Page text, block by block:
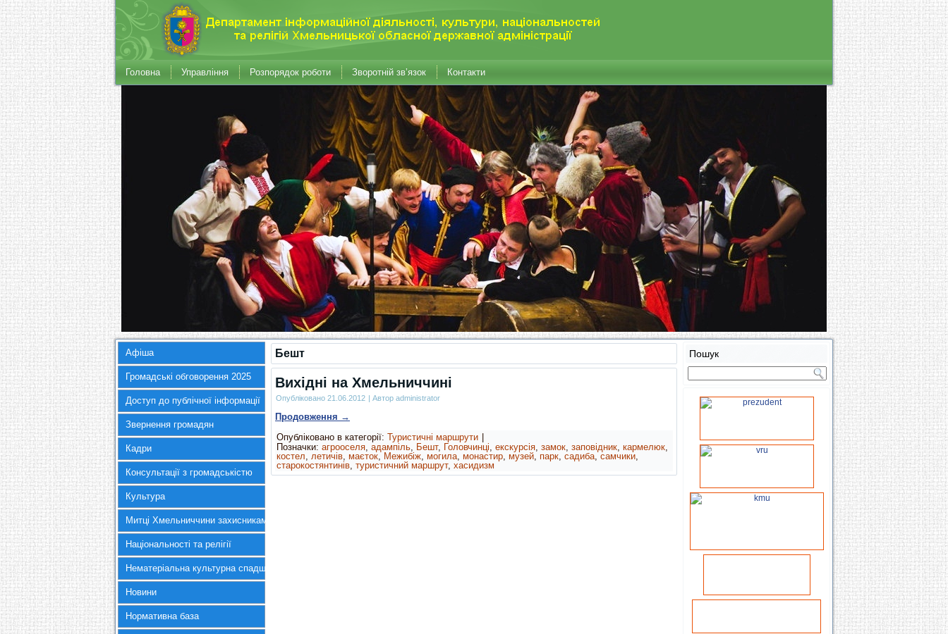
Головна Управління Розпорядок роботи Зворотній зв’язок Контакти
Афіша
Громадські обговорення 2025
Доступ до публічної інформації
Звернення громадян
Кадри
Консультації з громадськістю
Культура
Митці Хмельниччини захисникам України
Національності та релігії
Нематеріальна культурна спадщина
Новини
Нормативна база
Бешт
Вихідні на Хмельниччині
Опубліковано 21.06.2012 | Автор administrator
Продовження →
Опубліковано в категорії: Туристичні маршрути
Позначки: агрооселя, адампіль, Бешт, Головчинці, екскурсія, замок, заповідник, кармелюк,
костел, летичів, маєток, Межибіж, могила, монастир, музей, парк, садиба, самчики,
старокостянтинів, туристичний маршрут, хасидизм
Пошук